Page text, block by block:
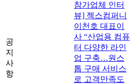
공
지
사
항
참가업체 인터
뷰] 젝스컴퍼니
이천호 대표이
사 “산업용 컴퓨
터 다양한 라인
업 구축…원스
톱 구매 서비스
로 고객만족도